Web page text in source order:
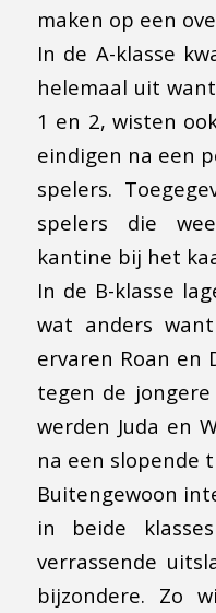
maken op een
In de A-klasse
helemaal uit
1 en 2, wisten
eindigen na een
spelers.
spelers die
kantine bij het
In de B-klasse
wat anders
ervaren Roan en
tegen de
werden Juda en
na een slopende
Buitengewoon
in beide
verrassende
bijzondere. Zo